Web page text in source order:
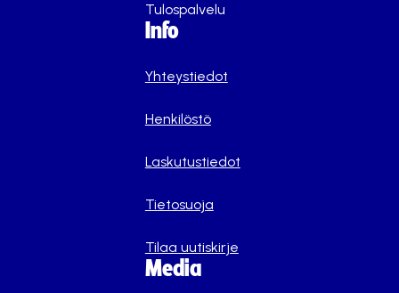
Tulospalvelu
Info
Yhteystiedot
Henkilöstö
Laskutustiedot
Tietosuoja
Tilaa uutiskirje
Media